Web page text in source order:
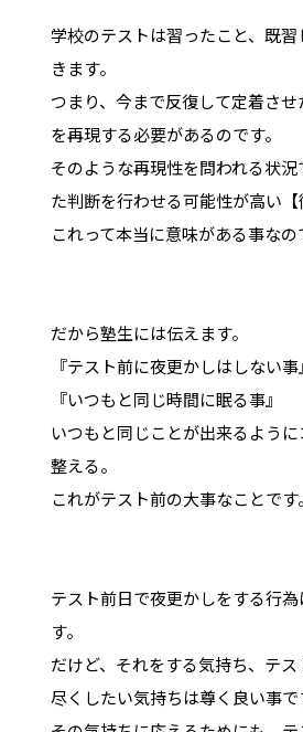
学校のテストは習ったこと、既
きます。
つまり、今まで反復して定着さ
を再現する必要があるのです。
そのような再現性を問われる状況
た判断を行わせる可能性が高い【
これって本当に意味がある事な
だから塾生には伝えます。
『テスト前に夜更かしはしない事
『いつもと同じ時間に眠る事』
いつもと同じことが出来るよう
整える。
これがテスト前の大事なことです。
テスト前日で夜更かしをする行
す。
だけど、それをする気持ち、テ
尽くしたい気持ちは尊く良い事で